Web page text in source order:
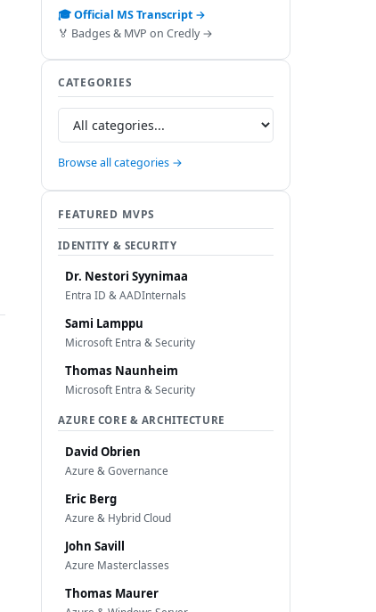
🎓 Official MS Transcript →
🏅 Badges & MVP on Credly →
CATEGORIES
Browse all categories →
FEATURED MVPS
IDENTITY & SECURITY
Dr. Nestori Syynimaa
Entra ID & AADInternals
Sami Lamppu
Microsoft Entra & Security
Thomas Naunheim
Microsoft Entra & Security
AZURE CORE & ARCHITECTURE
David Obrien
Azure & Governance
Eric Berg
Azure & Hybrid Cloud
John Savill
Azure Masterclasses
Thomas Maurer